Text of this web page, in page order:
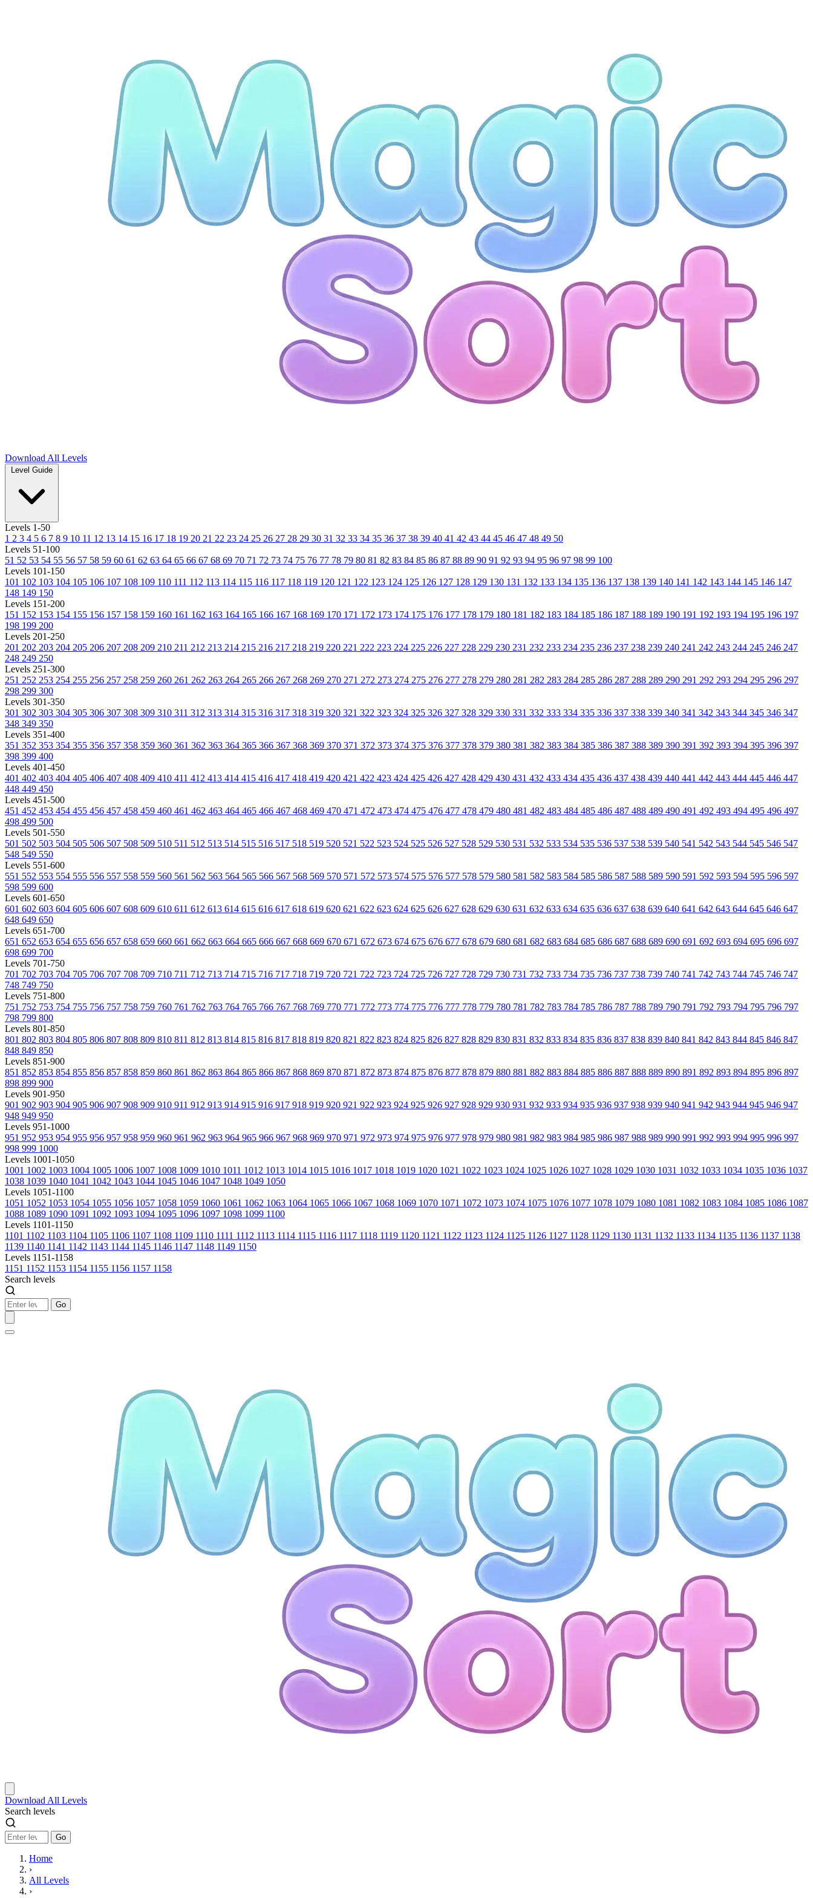
Download All Levels
Level Guide
Levels 1-50
1 2 3 4 5 6 7 8 9 10 11 12 13 14 15 16 17 18 19 20 21 22 23 24 25 26 27 28 29 30 31 32 33 34 35 36 37 38 39 40 41 42 43 44 45 46 47 48 49 50
Levels 51-100
51 52 53 54 55 56 57 58 59 60 61 62 63 64 65 66 67 68 69 70 71 72 73 74 75 76 77 78 79 80 81 82 83 84 85 86 87 88 89 90 91 92 93 94 95 96 97 98 99 100
Levels 101-150
101 102 103 104 105 106 107 108 109 110 111 112 113 114 115 116 117 118 119 120 121 122 123 124 125 126 127 128 129 130 131 132 133 134 135 136 137 138 139 140 141 142 143 144 145 146 147
148 149 150
Levels 151-200
151 152 153 154 155 156 157 158 159 160 161 162 163 164 165 166 167 168 169 170 171 172 173 174 175 176 177 178 179 180 181 182 183 184 185 186 187 188 189 190 191 192 193 194 195 196 197
198 199 200
Levels 201-250
201 202 203 204 205 206 207 208 209 210 211 212 213 214 215 216 217 218 219 220 221 222 223 224 225 226 227 228 229 230 231 232 233 234 235 236 237 238 239 240 241 242 243 244 245 246 247
248 249 250
Levels 251-300
251 252 253 254 255 256 257 258 259 260 261 262 263 264 265 266 267 268 269 270 271 272 273 274 275 276 277 278 279 280 281 282 283 284 285 286 287 288 289 290 291 292 293 294 295 296 297
298 299 300
Levels 301-350
301 302 303 304 305 306 307 308 309 310 311 312 313 314 315 316 317 318 319 320 321 322 323 324 325 326 327 328 329 330 331 332 333 334 335 336 337 338 339 340 341 342 343 344 345 346 347
348 349 350
Levels 351-400
351 352 353 354 355 356 357 358 359 360 361 362 363 364 365 366 367 368 369 370 371 372 373 374 375 376 377 378 379 380 381 382 383 384 385 386 387 388 389 390 391 392 393 394 395 396 397
398 399 400
Levels 401-450
401 402 403 404 405 406 407 408 409 410 411 412 413 414 415 416 417 418 419 420 421 422 423 424 425 426 427 428 429 430 431 432 433 434 435 436 437 438 439 440 441 442 443 444 445 446 447
448 449 450
Levels 451-500
451 452 453 454 455 456 457 458 459 460 461 462 463 464 465 466 467 468 469 470 471 472 473 474 475 476 477 478 479 480 481 482 483 484 485 486 487 488 489 490 491 492 493 494 495 496 497
498 499 500
Levels 501-550
501 502 503 504 505 506 507 508 509 510 511 512 513 514 515 516 517 518 519 520 521 522 523 524 525 526 527 528 529 530 531 532 533 534 535 536 537 538 539 540 541 542 543 544 545 546 547
548 549 550
Levels 551-600
551 552 553 554 555 556 557 558 559 560 561 562 563 564 565 566 567 568 569 570 571 572 573 574 575 576 577 578 579 580 581 582 583 584 585 586 587 588 589 590 591 592 593 594 595 596 597
598 599 600
Levels 601-650
601 602 603 604 605 606 607 608 609 610 611 612 613 614 615 616 617 618 619 620 621 622 623 624 625 626 627 628 629 630 631 632 633 634 635 636 637 638 639 640 641 642 643 644 645 646 647
648 649 650
Levels 651-700
651 652 653 654 655 656 657 658 659 660 661 662 663 664 665 666 667 668 669 670 671 672 673 674 675 676 677 678 679 680 681 682 683 684 685 686 687 688 689 690 691 692 693 694 695 696 697
698 699 700
Levels 701-750
701 702 703 704 705 706 707 708 709 710 711 712 713 714 715 716 717 718 719 720 721 722 723 724 725 726 727 728 729 730 731 732 733 734 735 736 737 738 739 740 741 742 743 744 745 746 747
748 749 750
Levels 751-800
751 752 753 754 755 756 757 758 759 760 761 762 763 764 765 766 767 768 769 770 771 772 773 774 775 776 777 778 779 780 781 782 783 784 785 786 787 788 789 790 791 792 793 794 795 796 797
798 799 800
Levels 801-850
801 802 803 804 805 806 807 808 809 810 811 812 813 814 815 816 817 818 819 820 821 822 823 824 825 826 827 828 829 830 831 832 833 834 835 836 837 838 839 840 841 842 843 844 845 846 847
848 849 850
Levels 851-900
851 852 853 854 855 856 857 858 859 860 861 862 863 864 865 866 867 868 869 870 871 872 873 874 875 876 877 878 879 880 881 882 883 884 885 886 887 888 889 890 891 892 893 894 895 896 897
898 899 900
Levels 901-950
901 902 903 904 905 906 907 908 909 910 911 912 913 914 915 916 917 918 919 920 921 922 923 924 925 926 927 928 929 930 931 932 933 934 935 936 937 938 939 940 941 942 943 944 945 946 947
948 949 950
Levels 951-1000
951 952 953 954 955 956 957 958 959 960 961 962 963 964 965 966 967 968 969 970 971 972 973 974 975 976 977 978 979 980 981 982 983 984 985 986 987 988 989 990 991 992 993 994 995 996 997
998 999 1000
Levels 1001-1050
1001 1002 1003 1004 1005 1006 1007 1008 1009 1010 1011 1012 1013 1014 1015 1016 1017 1018 1019 1020 1021 1022 1023 1024 1025 1026 1027 1028 1029 1030 1031 1032 1033 1034 1035 1036 1037
1038 1039 1040 1041 1042 1043 1044 1045 1046 1047 1048 1049 1050
Levels 1051-1100
1051 1052 1053 1054 1055 1056 1057 1058 1059 1060 1061 1062 1063 1064 1065 1066 1067 1068 1069 1070 1071 1072 1073 1074 1075 1076 1077 1078 1079 1080 1081 1082 1083 1084 1085 1086 1087
1088 1089 1090 1091 1092 1093 1094 1095 1096 1097 1098 1099 1100
Levels 1101-1150
1101 1102 1103 1104 1105 1106 1107 1108 1109 1110 1111 1112 1113 1114 1115 1116 1117 1118 1119 1120 1121 1122 1123 1124 1125 1126 1127 1128 1129 1130 1131 1132 1133 1134 1135 1136 1137 1138
1139 1140 1141 1142 1143 1144 1145 1146 1147 1148 1149 1150
Levels 1151-1158
1151 1152 1153 1154 1155 1156 1157 1158
Search levels
Go
Download All Levels
Search levels
Go
Home
›
All Levels
›